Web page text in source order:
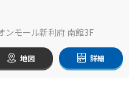
ンモール新利府 南館3F
地図 詳細